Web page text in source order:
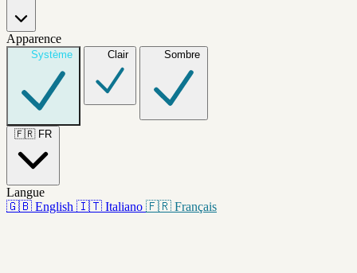
Apparence
Système Clair Sombre
🇫🇷 FR
Langue
🇬🇧 English 🇮🇹 Italiano 🇫🇷 Français